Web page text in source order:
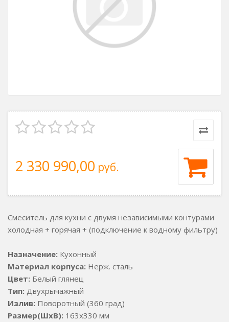
2 330 990,00 руб.
Смеситель для кухни с двумя независимыми контурами
холодная + горячая + (подключение к водному фильтру)
Назначение: Кухонный
Материал корпуса: Нерж. сталь
Цвет: Белый глянец
Тип: Двухрычажный
Излив: Поворотный (360 град)
Размер(ШxВ): 163x330 мм